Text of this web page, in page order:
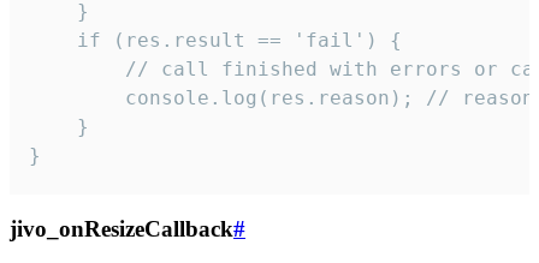
    }
    if (res.result == 'fail') {
// call finished with errors or
console.log(res.reason); //
    }
}
jivo_onResizeCallback#